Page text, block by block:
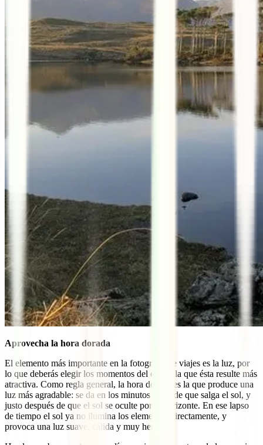
Aprovecha la hora dorada
El elemento más importante en la fotografía de viajes es la luz, por
lo que deberás elegir los momentos del día en la que ésta resulte más
atractiva. Como regla general, la hora dorada es la que produce una
luz más agradable: se da en los minutos antes de que salga el sol, y
justo después de que el sol se oculte por el horizonte. En ese lapso
de tiempo el sol ya no ilumina los elementos directamente, y
provoca una luz suave, cálida y muy hermosa.